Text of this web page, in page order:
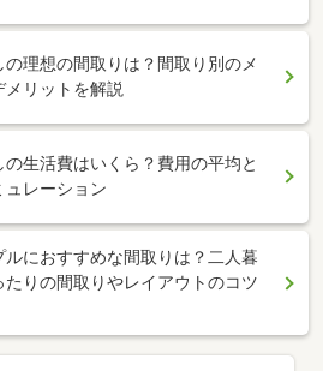
の理想の間取りは？間取り別のメ
メリットを解説
の生活費はいくら？費用の平均と
ュレーション
ルにおすすめな間取りは？二人暮
たりの間取りやレイアウトのコツ